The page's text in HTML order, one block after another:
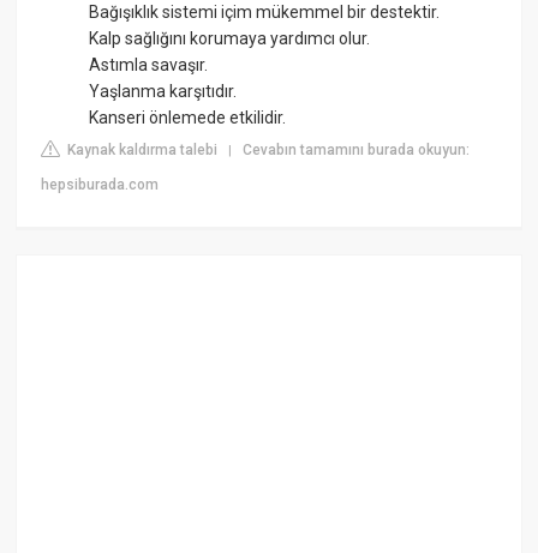
Bağışıklık sistemi içim mükemmel bir destektir.
Kalp sağlığını korumaya yardımcı olur.
Astımla savaşır.
Yaşlanma karşıtıdır.
Kanseri önlemede etkilidir.
Kaynak kaldırma talebi |Cevabın tamamını burada okuyun:
hepsiburada.com